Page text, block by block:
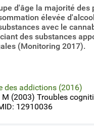
d'âge la majorité
élevée
avec le
des substances
(Monitoring 2017).
des addictions (2016)
M (2003) Troubles
12910036